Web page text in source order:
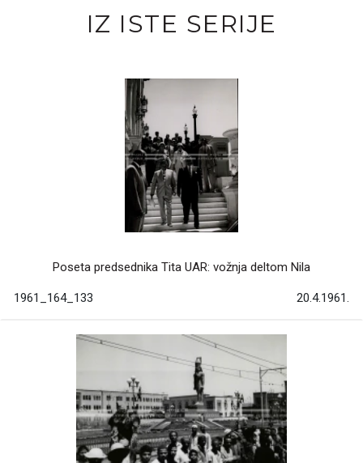
IZ ISTE SERIJE
Poseta predsednika Tita UAR: vožnja deltom Nila
1961_164_133 20.4.1961.